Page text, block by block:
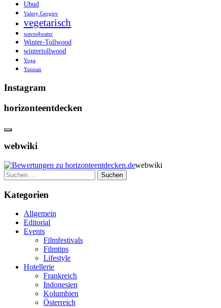
Ubud
Valery Gergiev
vegetarisch
waves4water
Winter-Tollwood
wintertollwood
Yoga
Yunnan
Instagram
horizonteentdecken
webwiki
webwiki
Suchen
nach:
Kategorien
Allgemein
Editorial
Events
Filmfestivals
Filmtips
Lifestyle
Hotellerie
Frankreich
Indonesien
Kolumbien
Österreich